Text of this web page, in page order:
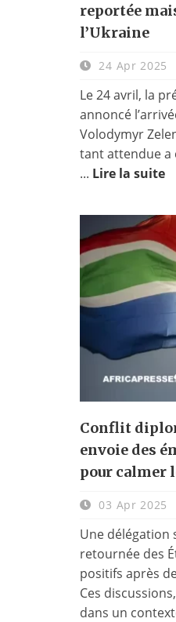
reportée
l’Ukraine
24 Apr 2025
Le 24 avril, la
annoncé
Volodymyr
tant attendue a
... Lire la suite
Conflit
envoie des
pour calmer
03 Apr 2025
Une délégation
retournée des
positifs après
Ces
dans un